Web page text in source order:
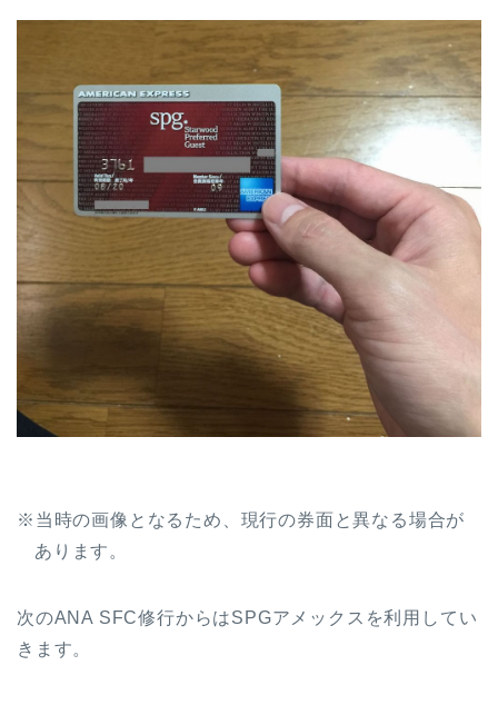
※当時の画像となるため、現行の券面と異なる場合が
あります。
次のANA SFC修行からはSPGアメックスを利用してい
きます。